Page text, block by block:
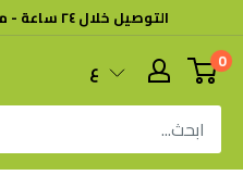
الى
المحتوى
التوصيل خلال ٢٤ ساعة - مجاناً للطلبات فوق 25 دينار
ع 0